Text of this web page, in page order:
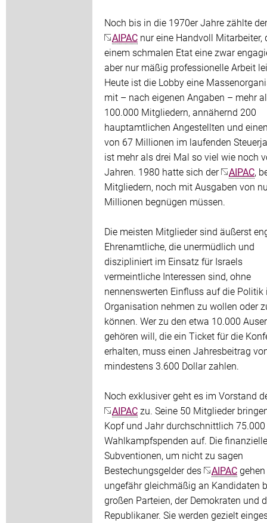
Noch bis in die 1970er Jahre zählte der
AIPAC nur eine Handvoll Mitarbeiter,
einem schmalen Etat eine zwar
aber nur mäßig professionelle Arbeit
Heute ist die Lobby eine
mit – nach eigenen Angaben – mehr
100.000 Mitgliedern, annähernd 200
hauptamtlichen Angestellten und
von 67 Millionen im laufenden
ist mehr als drei Mal so viel wie noch
Jahren. 1980 hatte sich der
AIPAC,
Mitgliedern, noch mit Ausgaben von
Millionen begnügen müssen.
Die meisten Mitglieder sind äußerst
Ehrenamtliche, die unermüdlich und
diszipliniert im Einsatz für Israels
vermeintliche Interessen sind, ohne
nennenswerten Einfluss auf die Politik
Organisation nehmen zu wollen oder
können. Wer zu den etwa 10.000
gehören will, die ein Ticket für die
erhalten, muss einen Jahresbeitrag
mindestens 3.600 Dollar zahlen.
Noch exklusiver geht es im Vorstand
AIPACzu. Seine 50 Mitglieder
Kopf und Jahr durchschnittlich
Wahlkampfspenden auf. Die
Subventionen, um nicht zu sagen
Bestechungsgelder des
AIPACgehen
ungefähr gleichmäßig an Kandidaten
großen Parteien, der Demokraten und
Republikaner. Sie werden gezielt